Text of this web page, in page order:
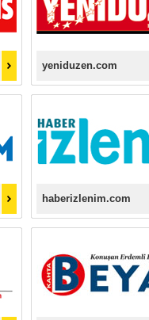
yeniduzen.com
haberizlenim.com